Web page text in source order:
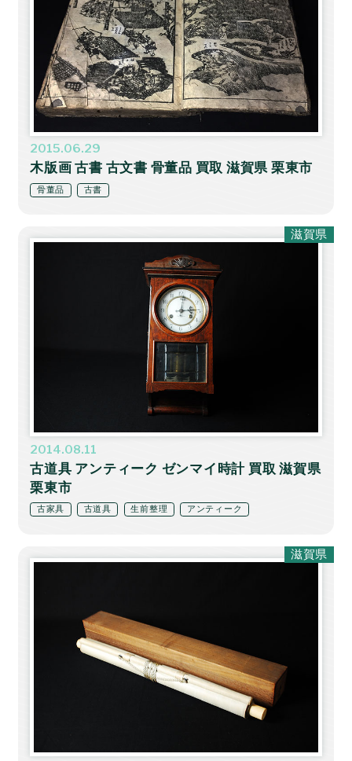
2015.06.29
木版画 古書 古文書 骨董品 買取 滋賀県 栗東市
骨董品 古書
2014.08.11
古道具 アンティーク ゼンマイ時計 買取 滋賀県
栗東市
古家具 古道具 生前整理 アンティーク
滋賀県
滋賀県